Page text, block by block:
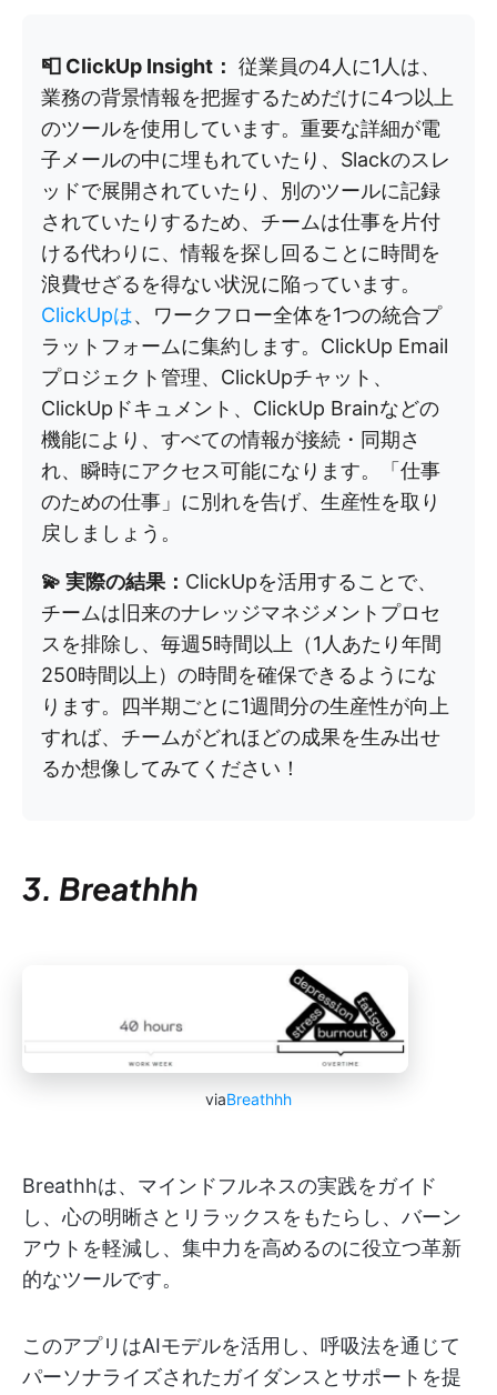
📮 ClickUp Insight： 従業員の4人に1人は、
業務の背景情報を把握するためだけに4つ以上
のツールを使用しています。重要な詳細が電
子メールの中に埋もれていたり、Slackのスレ
ッドで展開されていたり、別のツールに記録
されていたりするため、チームは仕事を片付
ける代わりに、情報を探し回ることに時間を
浪費せざるを得ない状況に陥っています。
ClickUpは、ワークフロー全体を1つの統合プ
ラットフォームに集約します。ClickUp Email
プロジェクト管理、ClickUpチャット、
ClickUpドキュメント、ClickUp Brainなどの
機能により、すべての情報が接続・同期さ
れ、瞬時にアクセス可能になります。「仕事
のための仕事」に別れを告げ、生産性を取り
戻しましょう。
💫 実際の結果： ClickUpを活用することで、
チームは旧来のナレッジマネジメントプロセ
スを排除し、毎週5時間以上（1人あたり年間
250時間以上）の時間を確保できるようにな
ります。四半期ごとに1週間分の生産性が向上
すれば、チームがどれほどの成果を生み出せ
るか想像してみてください！
3. Breathhh
viaBreathhh
Breathhは、マインドフルネスの実践をガイド
し、心の明晰さとリラックスをもたらし、バーン
アウトを軽減し、集中力を高めるのに役立つ革新
的なツールです。
このアプリはAIモデルを活用し、呼吸法を通じて
パーソナライズされたガイダンスとサポートを提